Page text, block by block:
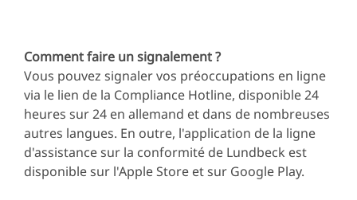
Comment faire un signalement ?
Vous pouvez signaler vos préoccupations en ligne
via le lien de la Compliance Hotline, disponible 24
heures sur 24 en allemand et dans de nombreuses
autres langues. En outre, l'application de la ligne
d'assistance sur la conformité de Lundbeck est
disponible sur l'Apple Store et sur Google Play.